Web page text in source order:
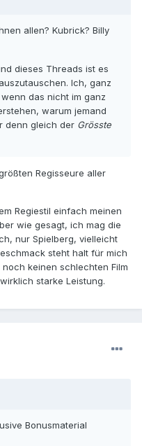
allen? Kubrick? Billy
dieses Threads ist es
Ich, ganz
das nicht im ganz
warum jemand
denn gleich der Grösste
Regisseure aller
Regiestil einfach meinen
wie gesagt, ich mag die
nur Spielberg, vielleicht
steht halt für mich
keinen schlechten Film
starke Leistung.
Bonusmaterial